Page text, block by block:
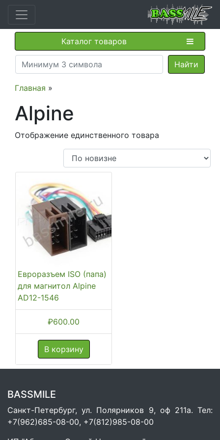
Каталог товаров
Главная »
Alpine
Отображение единственного товара
Евроразъем ISO (папа)
для магнитол Alpine
AD12-1546
₽600.00
В корзину
BASSMILE
Санкт-Петербург, ул. Полярников 9, оф 211а. Тел:
+7(962)685-08-00, +7(812)985-08-00